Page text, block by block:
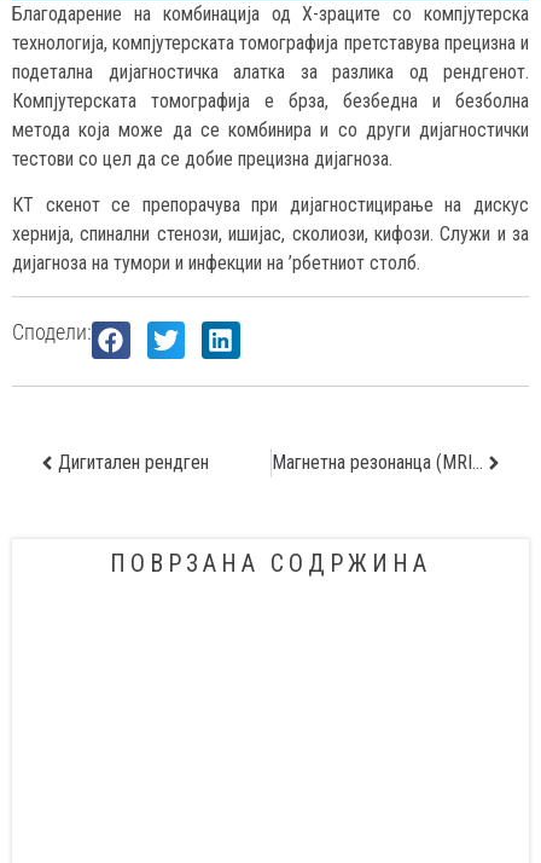
Благодарение на комбинација од Х-зраците со компјутерска
технологија, компјутерската томографија претставува прецизна и
подетална дијагностичка алатка за разлика од рендгенот.
Компјутерската томографија е брза, безбедна и безболна
метода која може да се комбинира и со други дијагностички
тестови со цел да се добие прецизна дијагноза.
КТ скенот се препорачува при дијагностицирање на дискус
хернија, спинални стенози, ишијас, сколиози, кифози. Служи и за
дијагноза на тумори и инфекции на ’рбетниот столб.
Сподели:
Дигитален рендген Магнетна резонанца (MRI 3 Т)
ПОВРЗАНА СОДРЖИНА